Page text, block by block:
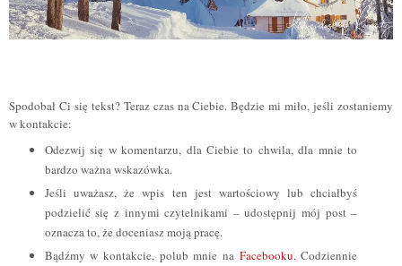
Spodobał Ci się tekst? Teraz czas na Ciebie. Będzie mi miło, jeśli zostaniemy
w kontakcie:
Odezwij się w komentarzu, dla Ciebie to chwila, dla mnie to
bardzo ważna wskazówka.
Jeśli uważasz, że wpis ten jest wartościowy lub chciałbyś
podzielić się z innymi czytelnikami – udostępnij mój post –
oznacza to, że doceniasz moją pracę.
Bądźmy w kontakcie, polub mnie na Facebooku. Codziennie